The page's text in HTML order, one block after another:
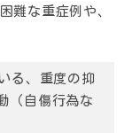
難な重症例や、
る、重度の抑
（自傷行為な